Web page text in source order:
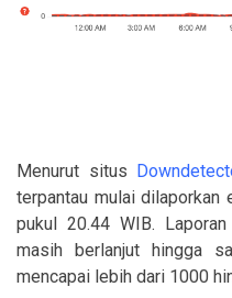
Menurut situs
terpantau mulai dilaporkan
pukul 20.44 WIB.
masih berlanjut hingga
mencapai lebih dari 1000